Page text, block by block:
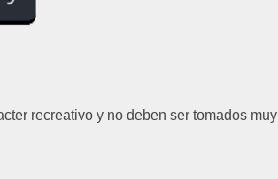
recreativo y no deben ser tomados muy